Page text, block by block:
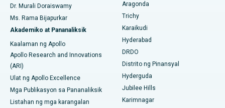
Maghanap ng Pangkalahatang Siruhano
Pinakamahusay na Ospital sa Unit-15, Bhubaneswar
Pinakamahusay na Ospital sa Seepat Road, Bilaspur
Pinakamahusay na Ospital sa Ellisbridge, Ahmedabad
Pinakamahusay na Ospital sa New Delhi
Pinakamahusay na Ospital sa DRDO, Hyderabad
Brachytherapy
Colonoscopy
Polypectomy
Deep Brain Stimulation
Peritoneyal Dialysis
Dr. Murali Doraiswamy
Ms. Rama Bijapurkar
Akademiko at Pananaliksik
Kaalaman ng Apollo
Apollo Research and Innovations
(ARI)
Ulat ng Apollo Excellence
Mga Publikasyon sa Pananaliksik
Listahan ng mga karangalan
Aragonda
Trichy
Karaikudi
Hyderabad
DRDO
Distrito ng Pinansyal
Hyderguda
Jubilee Hills
Karimnagar